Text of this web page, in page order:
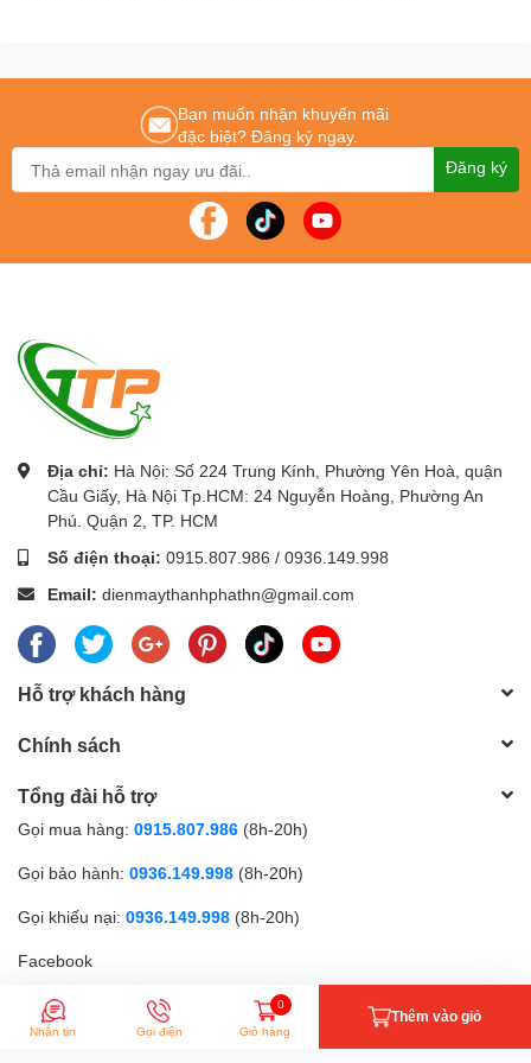
Bạn muốn nhận khuyến mãi
đặc biệt? Đăng ký ngay.
Đăng ký
Địa chỉ: Hà Nội: Số 224 Trung Kính, Phường Yên Hoà, quận
Cầu Giấy, Hà Nội Tp.HCM: 24 Nguyễn Hoàng, Phường An
Phú. Quận 2, TP. HCM
Số điện thoại: 0915.807.986 / 0936.149.998
Email: dienmaythanhphathn@gmail.com
Hỗ trợ khách hàng
Chính sách
Tổng đài hỗ trợ
Gọi mua hàng: 0915.807.986 (8h-20h)
Gọi bảo hành: 0936.149.998 (8h-20h)
Gọi khiếu nại: 0936.149.998 (8h-20h)
Facebook
Phương thức thanh toán
Nhắn tin Gọi điện
0
Giỏ hàng
Thêm vào giỏ